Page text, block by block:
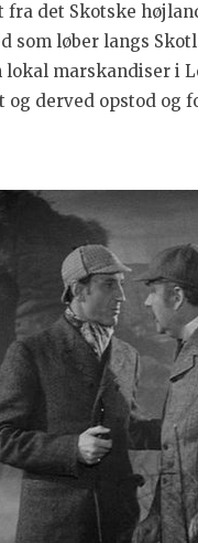
det Skotske
som løber langs
marskandiser i
derved opstod og